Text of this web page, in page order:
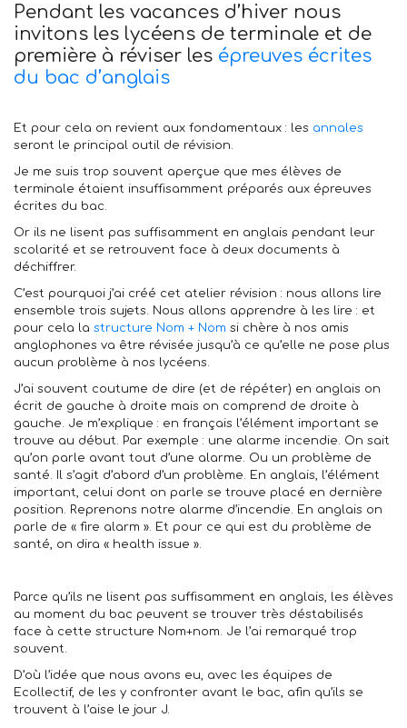
Pendant les vacances d’hiver nous
invitons les lycéens de terminale et de
première à réviser les épreuves écrites
du bac d’anglais
Et pour cela on revient aux fondamentaux : les annales
seront le principal outil de révision.
Je me suis trop souvent aperçue que mes élèves de
terminale étaient insuffisamment préparés aux épreuves
écrites du bac.
Or ils ne lisent pas suffisamment en anglais pendant leur
scolarité et se retrouvent face à deux documents à
déchiffrer.
C’est pourquoi j’ai créé cet atelier révision : nous allons lire
ensemble trois sujets. Nous allons apprendre à les lire : et
pour cela la structure Nom + Nom si chère à nos amis
anglophones va être révisée jusqu’à ce qu’elle ne pose plus
aucun problème à nos lycéens.
J’ai souvent coutume de dire (et de répéter) en anglais on
écrit de gauche à droite mais on comprend de droite à
gauche. Je m’explique : en français l’élément important se
trouve au début. Par exemple : une alarme incendie. On sait
qu’on parle avant tout d’une alarme. Ou un problème de
santé. Il s’agit d’abord d’un problème. En anglais, l’élément
important, celui dont on parle se trouve placé en dernière
position. Reprenons notre alarme d’incendie. En anglais on
parle de « fire alarm ». Et pour ce qui est du problème de
santé, on dira « health issue ».
Parce qu’ils ne lisent pas suffisamment en anglais, les élèves
au moment du bac peuvent se trouver très déstabilisés
face à cette structure Nom+nom. Je l’ai remarqué trop
souvent.
D’où l’idée que nous avons eu, avec les équipes de
Ecollectif, de les y confronter avant le bac, afin qu’ils se
trouvent à l’aise le jour J.